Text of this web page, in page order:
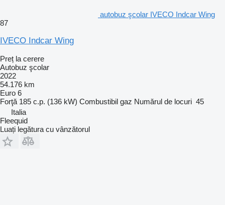
autobuz şcolar IVECO Indcar Wing
87
IVECO Indcar Wing
Preț la cerere
Autobuz şcolar
2022
54.176 km
Euro 6
Forţă 185 c.p. (136 kW) Combustibil gaz Numărul de locuri 45
Italia
Fleequid
Luați legătura cu vânzătorul